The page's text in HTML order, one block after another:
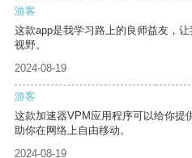
游客
这款app是我学习路上的良师益友，
视野。
2024-08-19
游客
这款加速器VPM应用程序可以给你提
助你在网络上自由移动。
2024-08-19